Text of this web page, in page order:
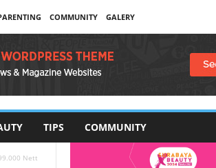
COMMUNITY
GALERY
TIPS COMMUNITY
Nett